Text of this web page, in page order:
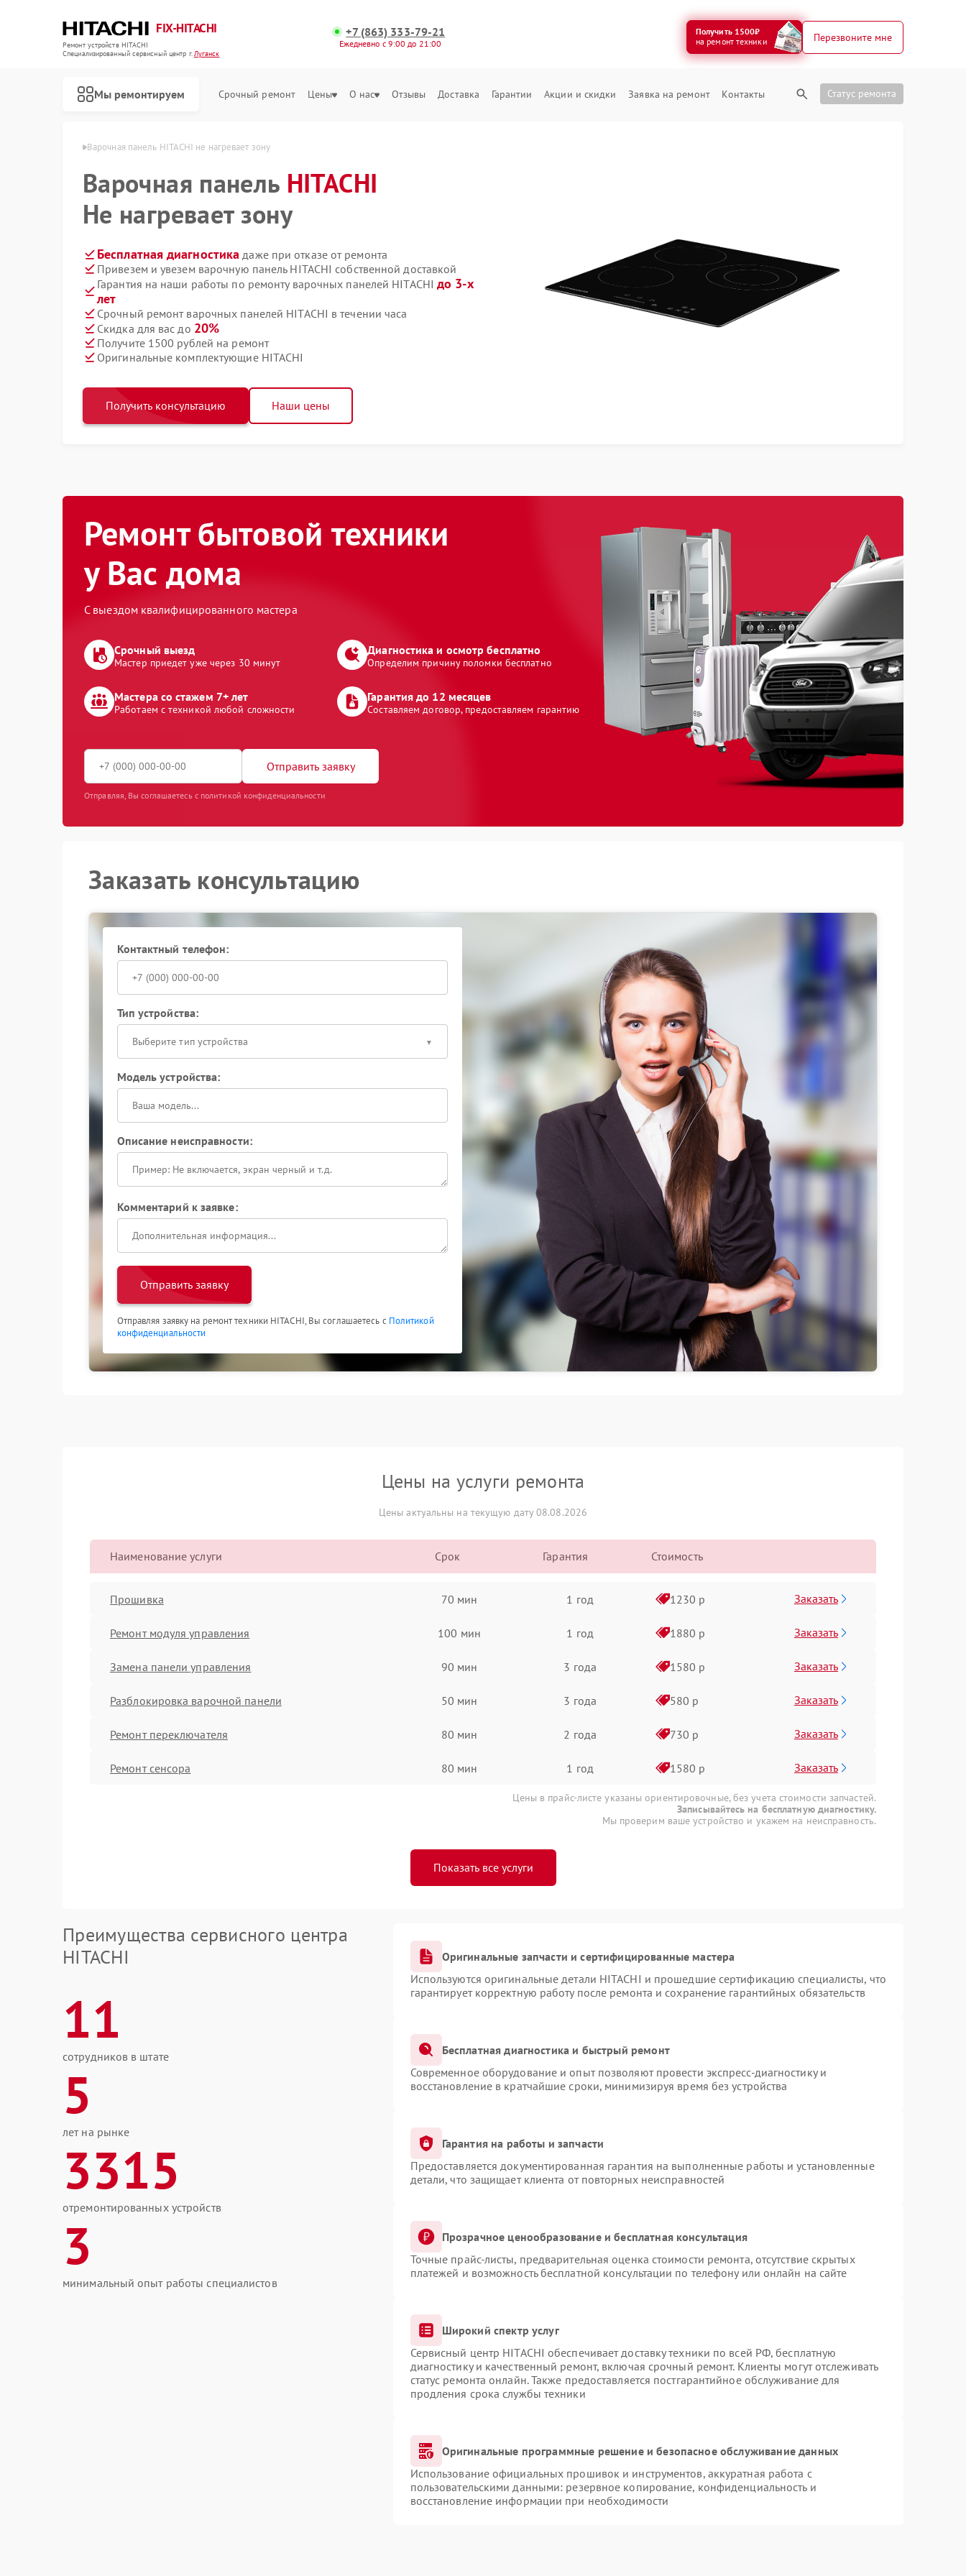
FIX-HITACHI
Ремонт устройств HITACHI
Специализированный cервисный центр г.Луганск
+7 (863) 333-79-21
Ежедневно с 9:00 до 21:00
Получить 1500₽
на ремонт техники
Перезвоните мне
Мы ремонтируем Срочный ремонт Цены О нас Отзывы Доставка Гарантии Акции и скидки Заявка на ремонт Контакты Статус ремонта
Варочная панель HITACHI не нагревает зону
Варочная панель HITACHI
Не нагревает зону
Бесплатная диагностика даже при отказе от ремонта
Привезем и увезем варочную панель HITACHI собственной доставкой
Гарантия на наши работы по ремонту варочных панелей HITACHI до 3-х
лет
Срочный ремонт варочных панелей HITACHI в течении часа
Скидка для вас до 20%
Получите 1500 рублей на ремонт
Оригинальные комплектующие HITACHI
Получить консультацию Наши цены
Ремонт бытовой техники
у Вас дома
С выездом квалифицированного мастера
Срочный выезд
Мастер приедет уже через 30 минут
Диагностика и осмотр бесплатно
Определим причину поломки бесплатно
Мастера со стажем 7+ лет
Работаем с техникой любой сложности
Гарантия до 12 месяцев
Составляем договор, предоставляем гарантию
Отправить заявку
Отправляя, Вы соглашаетесь с политикой конфиденциальности
Заказать консультацию
Контактный телефон:
Тип устройства:
Выберите тип устройства
Модель устройства:
Описание неисправности:
Комментарий к заявке:
Отправить заявку
Отправляя заявку на ремонт техники HITACHI, Вы соглашаетесь с Политикой
конфиденциальности
Цены на услуги ремонта
Цены актуальны на текущую дату 08.08.2026
Наименование услуги Срок Гарантия Стоимость
Прошивка 70 мин 1 год 1230 р Заказать
Ремонт модуля управления 100 мин 1 год 1880 р Заказать
Замена панели управления 90 мин 3 года 1580 р Заказать
Разблокировка варочной панели 50 мин 3 года 580 р Заказать
Ремонт переключателя 80 мин 2 года 730 р Заказать
Ремонт сенсора 80 мин 1 год 1580 р Заказать
Цены в прайс-листе указаны ориентировочные, без учета стоимости запчастей.
Записывайтесь на бесплатную диагностику.
Мы проверим ваше устройство и укажем на неисправность.
Показать все услуги
Преимущества сервисного центра
HITACHI
11
сотрудников в штате
5
лет на рынке
3315
отремонтированных устройств
3
минимальный опыт работы специалистов
Оригинальные запчасти и сертифицированные мастера
Используются оригинальные детали HITACHI и прошедшие сертификацию специалисты, что
гарантирует корректную работу после ремонта и сохранение гарантийных обязательств
Бесплатная диагностика и быстрый ремонт
Современное оборудование и опыт позволяют провести экспресс-диагностику и
восстановление в кратчайшие сроки, минимизируя время без устройства
Гарантия на работы и запчасти
Предоставляется документированная гарантия на выполненные работы и установленные
детали, что защищает клиента от повторных неисправностей
Прозрачное ценообразование и бесплатная консультация
Точные прайс-листы, предварительная оценка стоимости ремонта, отсутствие скрытых
платежей и возможность бесплатной консультации по телефону или онлайн на сайте
Широкий спектр услуг
Сервисный центр HITACHI обеспечивает доставку техники по всей РФ, бесплатную
диагностику и качественный ремонт, включая срочный ремонт. Клиенты могут отслеживать
статус ремонта онлайн. Также предоставляется постгарантийное обслуживание для
продления срока службы техники
Оригинальные программные решение и безопасное обслуживание данных
Использование официальных прошивок и инструментов, аккуратная работа с
пользовательскими данными: резервное копирование, конфиденциальность и
восстановление информации при необходимости